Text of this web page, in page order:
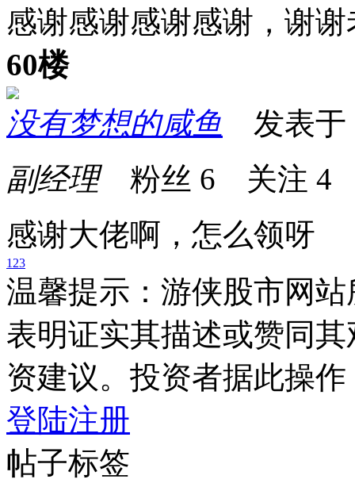
感谢感谢感谢感谢，谢谢
60楼
没有梦想的咸鱼 发表于
副经理粉丝 6 关注 4
感谢大佬啊，怎么领呀
1 23
温馨提示：游侠股市网
表明证实其描述或赞同
资建议。投资者据此操
登陆注册
帖子标签